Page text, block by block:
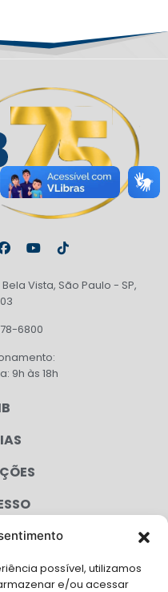
possível, utilizamos
e/ou acessar
Vista, São Paulo - SP,
6800
9h às 18h